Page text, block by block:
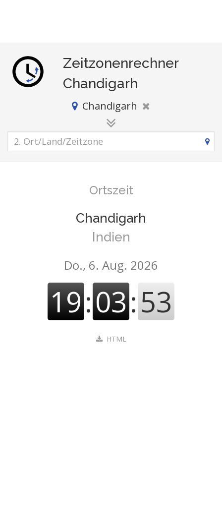
Zeitzonenrechner
Chandigarh
Chandigarh
Ortszeit
Chandigarh
Indien
Do., 6. Aug. 2026
19:03:54
HTML